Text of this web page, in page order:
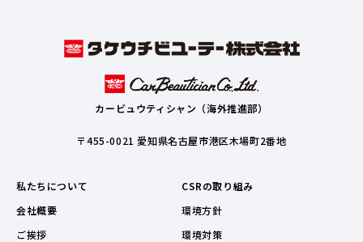
カービュウティシャン（海外推進部）
〒455-0021 愛知県名古屋市港区木場町2番地
私たちについて
会社概要
ご挨拶
CSRの取り組み
環境方針
環境対策